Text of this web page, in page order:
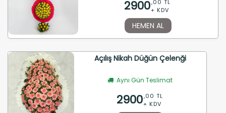
2900,00 TL
+ KDV
HEMEN AL
Açılış Nikah Düğün Çelenği
Aynı Gün Teslimat
2900,00 TL
+ KDV